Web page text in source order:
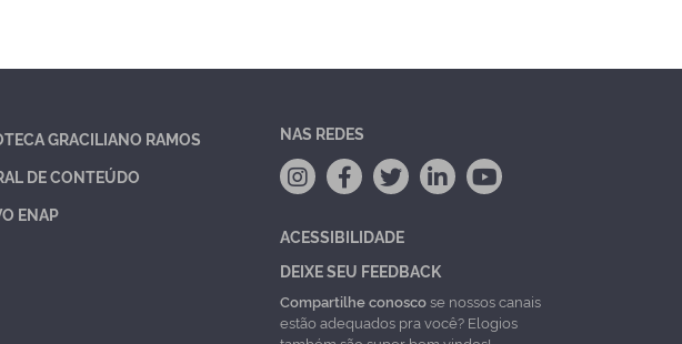
GRACILIANO RAMOS
DE CONTEÚDO
ENAP
NAS REDES
ACESSIBILIDADE
DEIXE SEU FEEDBACK
Compartilhe conoscose nossos canais
estão adequados pra você? Elogios